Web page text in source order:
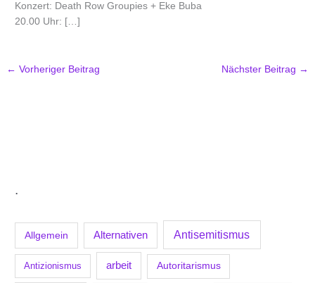
.
Allgemein Alternativen Antisemitismus
Antizionismus arbeit Autoritarismus
Konzert: Death Row Groupies + Eke Buba
20.00 Uhr: […]
← Vorheriger Beitrag Nächster Beitrag →